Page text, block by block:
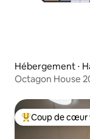
Hébergement ⋅
Octagon House
Coups de cœur
Coup de cœur